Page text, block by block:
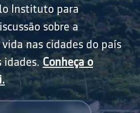
Instituto para
sobre a
nas cidades do país
idades.Conheça o